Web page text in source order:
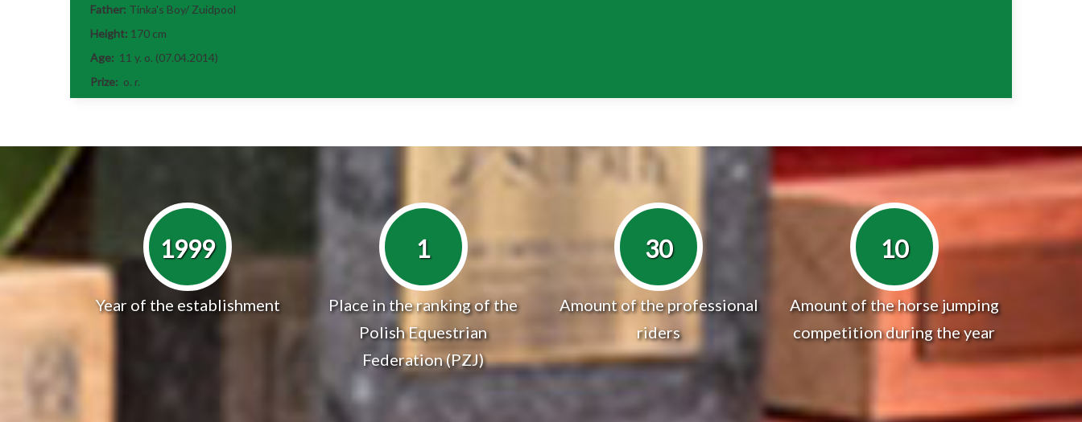
Father: Tinka's Boy/ Zuidpool
Height: 170 cm
Age: 11 y. o. (07.04.2014)
Prize: o. r.
1999
Year of the establishment
1
Place in the ranking of the
Polish Equestrian
Federation (PZJ)
30
Amount of the professional
riders
10
Amount of the horse jumping
competition during the year